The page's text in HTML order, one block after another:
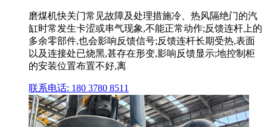
磨煤机快关门常见故障及处理措施冷、热风隔绝门的汽
缸时常发生卡涩或串气现象,不能正常动作;反馈连杆上的
多余零部件,也会影响反馈信号;反馈连杆长期受热,表面
以及连接处已烧黑,甚存在形变,影响反馈显示;地控制柜
的安装位置布置不好,离
联系电话: 180 3780 8511